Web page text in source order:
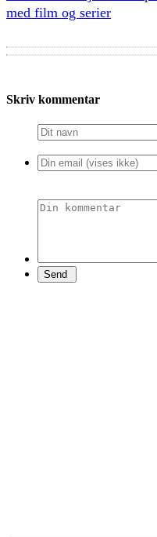
med film og serier
Skriv kommentar